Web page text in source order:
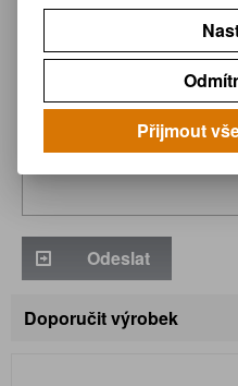
Váš dotaz *
Odeslat
Doporučit výrobek
Přijmout